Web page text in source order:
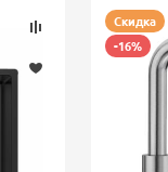
Скидка
-16%